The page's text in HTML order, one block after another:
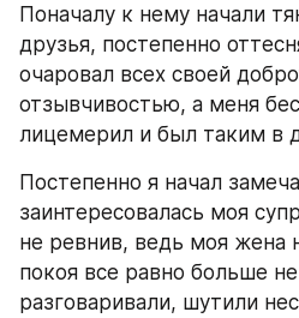
Поначалу к нему начали
друзья, постепенно
очаровал всех своей
отзывчивостью, а меня
лицемерил и был таким в
Постепенно я начал
заинтересовалась моя
не ревнив, ведь моя жена
покоя все равно больше
разговаривали, шутили